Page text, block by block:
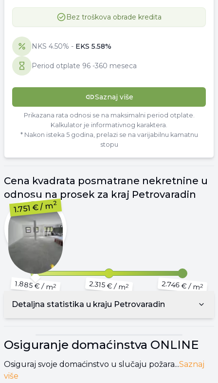
Bez troškova obrade kredita
NKS 4.50% - EKS 5.58%
Period otplate 96 -360 meseca
Saznaj više
Prikazana rata odnosi se na maksimalni period otplate.
Kalkulator je informativnog karaktera.
* Nakon isteka 5 godina, prelazi se na varijabilnu kamatnu
stopu
Cena kvadrata posmatrane nekretnine u
odnosu na prosek za kraj Petrovaradin
1.751 €/ m2
1.885 €/ m2 2.315 €/ m2 2.746 €/ m2
Detaljna statistika u kraju Petrovaradin
Osiguranje domaćinstva ONLINE
Osiguraj svoje domaćinstvo u slučaju požara...Saznaj
više